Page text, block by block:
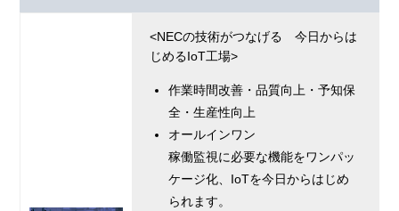
<NECの技術がつなげる 今日からは
じめるIoT工場>
作業時間改善・品質向上・予知保
全・生産性向上
オールインワン
稼働監視に必要な機能をワンパッ
ケージ化、IoTを今日からはじめ
られます。